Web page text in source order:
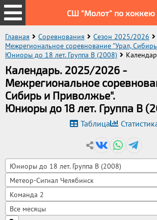
СШ "Молот" по хоккею
Главная Соревнования
Сезон 2025/2026
Межрегиональное соревнование "Урал,
Юниоры до 18 лет. Группа B (2008)
Календарь. 2025/2026 -
Межрегиональное
Сибирь и Приволжье".
Юниоры до 18 лет. Группа B
Таблица
Юниоры до 18 лет. Группа B (2008)
Метеор-Сигнал Челябинск
Команда 2
Все месяцы